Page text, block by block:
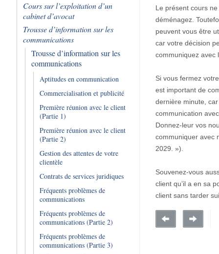
Cours sur l’exploitation d’un
cabinet d’avocat
Trousse d’information sur les
communications
Trousse d’information sur les
communications
Aptitudes en communication
Commercialisation et publicité
Première réunion avec le client
(Partie 1)
Première réunion avec le client
(Partie 2)
Gestion des attentes de votre
clientèle
Contrats de services juridiques
Fréquents problèmes de
communications
Fréquents problèmes de
communications (Partie 2)
Fréquents problèmes de
communications (Partie 3)
Le présent cours
déménagez.
peuvent vous être
car votre décision
communiquez avec
Si vous fermez
est important de
dernière minute,
communication
Donnez-leur vos
communiquer avec
2029. »).
Souvenez-vous
client qu’il a en sa
client sans tarder